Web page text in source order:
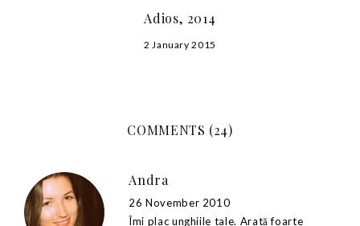
Adios, 2014
2 January 2015
COMMENTS (24)
Andra
26 November 2010
Îmi plac unghiile tale. Arată foarte